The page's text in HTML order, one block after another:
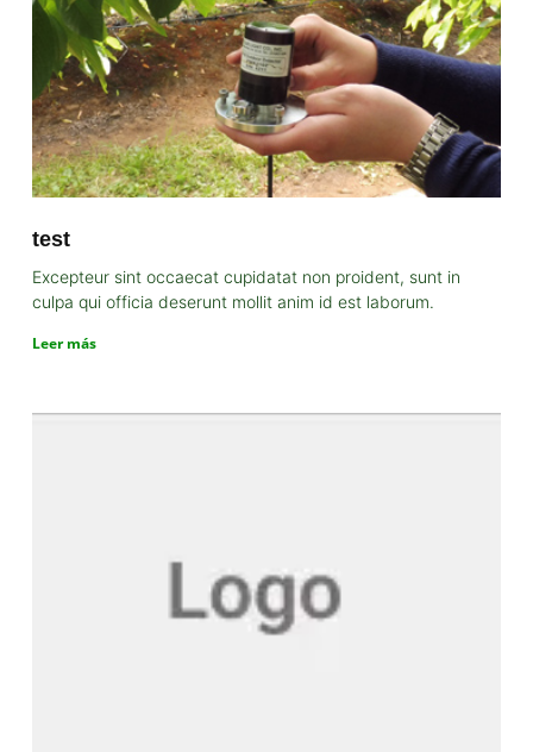
test
Excepteur sint occaecat cupidatat non proident, sunt in
culpa qui officia deserunt mollit anim id est laborum.
Leer más